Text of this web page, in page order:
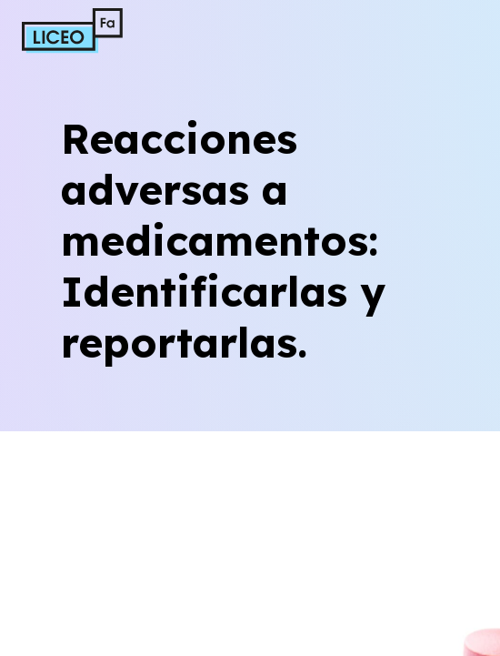
Reacciones
adversas a
medicamentos:
Identificarlas y
reportarlas.